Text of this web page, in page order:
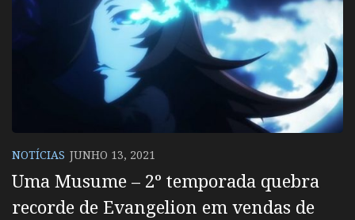
NOTÍCIAS JUNHO 13, 2021
Uma Musume – 2º temporada quebra
recorde de Evangelion em vendas de